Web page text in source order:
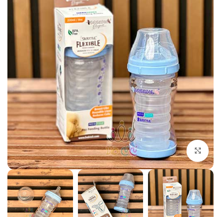
بزرگنمایی تصویر